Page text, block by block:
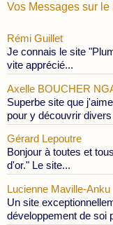
Vos Messages sur le
Rémi Guillet
Je connais le site
vite apprécié...
Axelle BOUCHER
Superbe site que
pour y découvrir
Gérard Lepoutre
Bonjour à toutes et
d'or." Le site...
Lucienne Maville-Anku
Un site
développement de soi